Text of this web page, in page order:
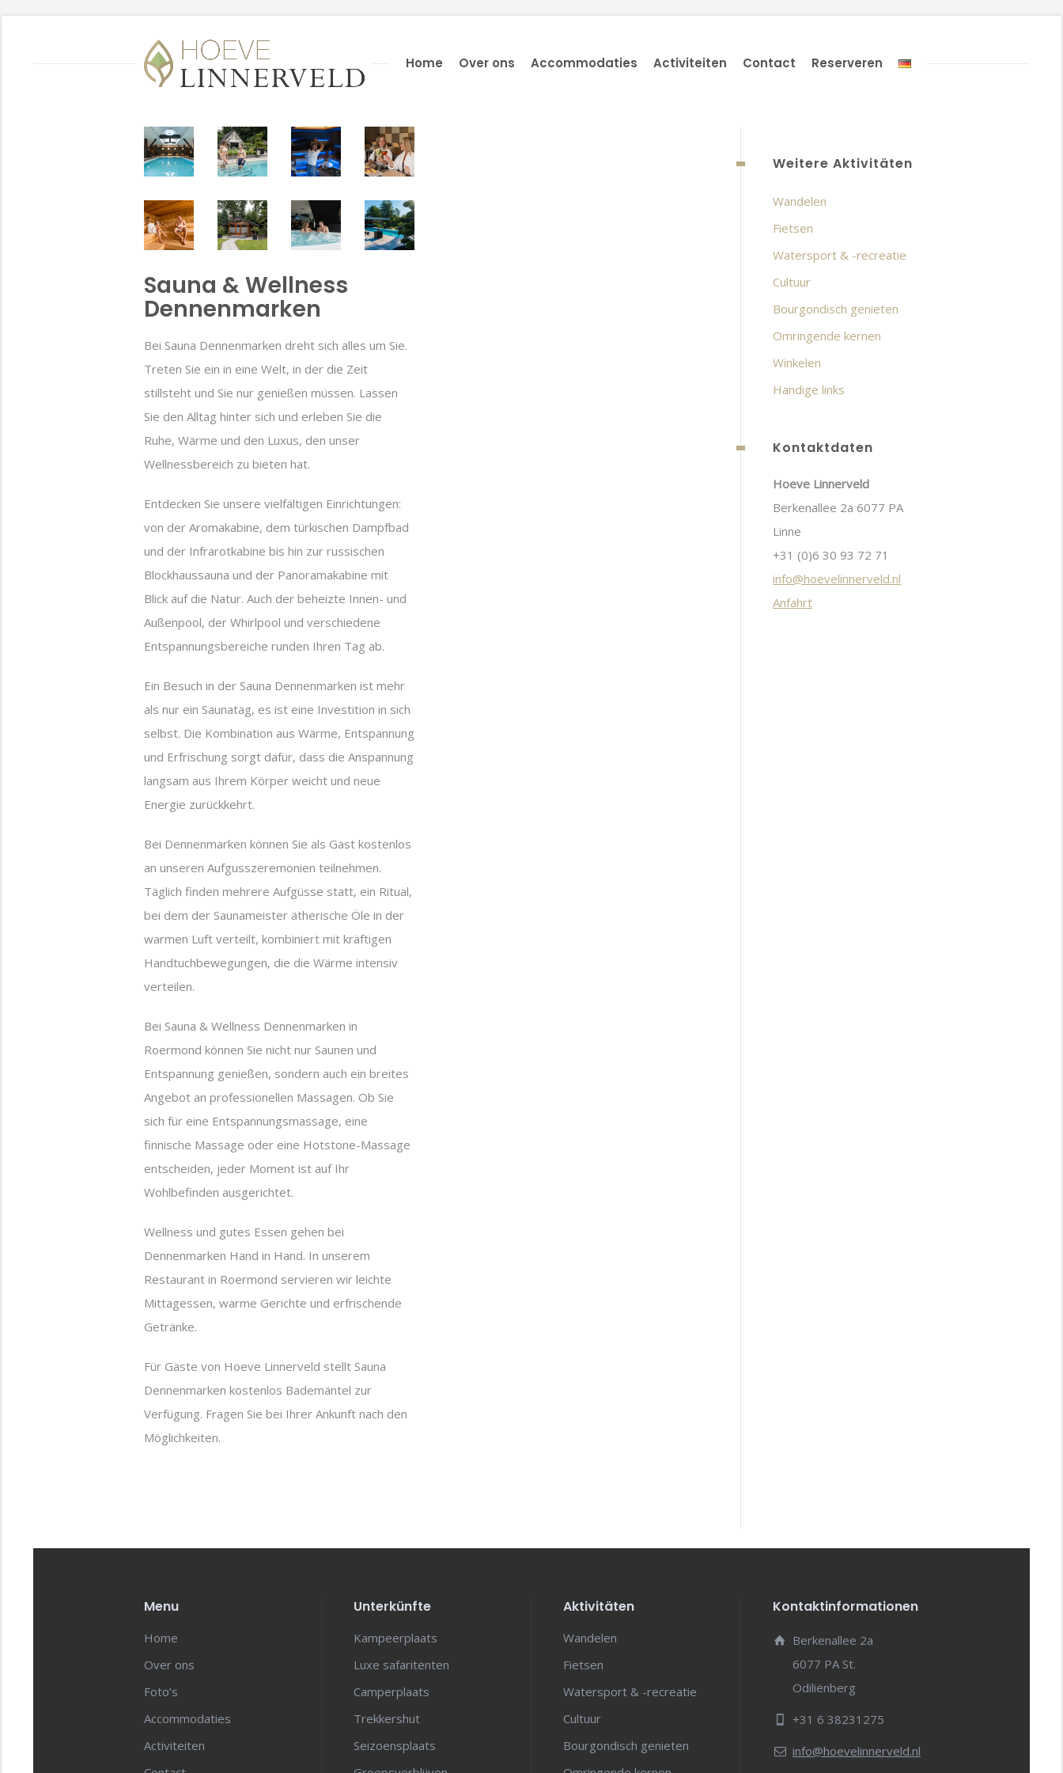
Home Over ons Accommodaties Activiteiten Contact Reserveren
Sauna & Wellness
Dennenmarken
Bei Sauna Dennenmarken dreht sich alles um Sie.
Treten Sie ein in eine Welt, in der die Zeit
stillsteht und Sie nur genießen müssen. Lassen
Sie den Alltag hinter sich und erleben Sie die
Ruhe, Wärme und den Luxus, den unser
Wellnessbereich zu bieten hat.
Entdecken Sie unsere vielfältigen Einrichtungen:
von der Aromakabine, dem türkischen Dampfbad
und der Infrarotkabine bis hin zur russischen
Blockhaussauna und der Panoramakabine mit
Blick auf die Natur. Auch der beheizte Innen- und
Außenpool, der Whirlpool und verschiedene
Entspannungsbereiche runden Ihren Tag ab.
Ein Besuch in der Sauna Dennenmarken ist mehr
als nur ein Saunatag, es ist eine Investition in sich
selbst. Die Kombination aus Wärme, Entspannung
und Erfrischung sorgt dafür, dass die Anspannung
langsam aus Ihrem Körper weicht und neue
Energie zurückkehrt.
Bei Dennenmarken können Sie als Gast kostenlos
an unseren Aufgusszeremonien teilnehmen.
Täglich finden mehrere Aufgüsse statt, ein Ritual,
bei dem der Saunameister ätherische Öle in der
warmen Luft verteilt, kombiniert mit kräftigen
Handtuchbewegungen, die die Wärme intensiv
verteilen.
Bei Sauna & Wellness Dennenmarken in
Roermond können Sie nicht nur Saunen und
Entspannung genießen, sondern auch ein breites
Angebot an professionellen Massagen. Ob Sie
sich für eine Entspannungsmassage, eine
finnische Massage oder eine Hotstone-Massage
entscheiden, jeder Moment ist auf Ihr
Wohlbefinden ausgerichtet.
Wellness und gutes Essen gehen bei
Dennenmarken Hand in Hand. In unserem
Restaurant in Roermond servieren wir leichte
Mittagessen, warme Gerichte und erfrischende
Getränke.
Für Gäste von Hoeve Linnerveld stellt Sauna
Dennenmarken kostenlos Bademäntel zur
Verfügung. Fragen Sie bei Ihrer Ankunft nach den
Möglichkeiten.
Weitere Aktivitäten
Wandelen
Fietsen
Watersport & -recreatie
Cultuur
Bourgondisch genieten
Omringende kernen
Winkelen
Handige links
Kontaktdaten
Hoeve Linnerveld
Berkenallee 2a 6077 PA
Linne
+31 (0)6 30 93 72 71
info@hoevelinnerveld.nl
Anfahrt
Menu
Home
Over ons
Foto’s
Accommodaties
Activiteiten
Unterkünfte
Kampeerplaats
Luxe safaritenten
Camperplaats
Trekkershut
Seizoensplaats
Aktivitäten
Wandelen
Fietsen
Watersport & -recreatie
Cultuur
Bourgondisch genieten
Kontaktinformationen
Berkenallee 2a
6077 PA St.
Odiliënberg
+31 6 38231275
info@hoevelinnerveld.nl